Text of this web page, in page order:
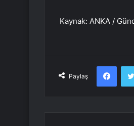
Kaynak: ANKA /
Paylaş